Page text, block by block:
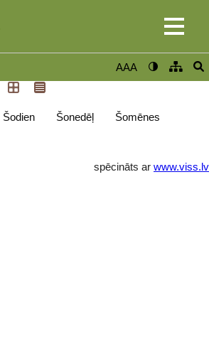
AAA
Šodien Šonedēļ
Šomēnes
spēcināts ar www.viss.lv